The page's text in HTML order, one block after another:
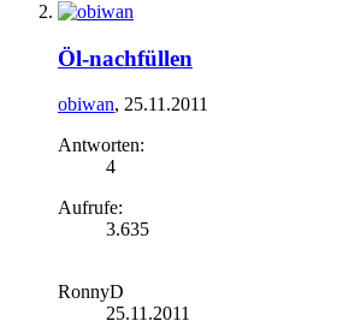
Öl-nachfüllen
obiwan, 25.11.2011
Antworten:
4
Aufrufe:
3.635
RonnyD
25.11.2011